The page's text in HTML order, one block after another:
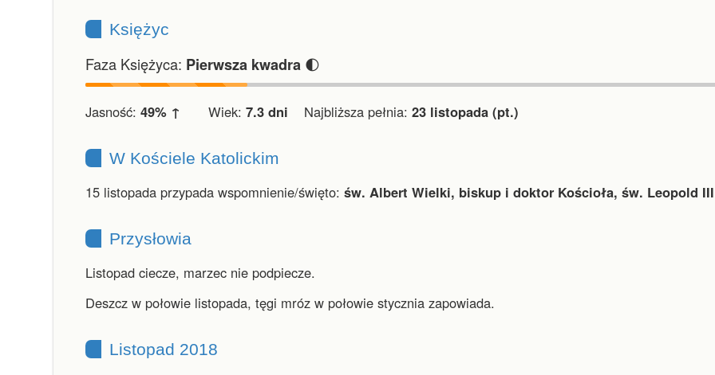
Księżyc
Faza Księżyca: Pierwsza kwadra 🌓
Jasność: 49% ↑ Wiek: 7.3 dni Najbliższa pełnia: 23 listopada (pt.)
W Kościele Katolickim
15 listopada przypada wspomnienie/święto: św. Albert Wielki, biskup i doktor Kościoła, św. Leopold III
Przysłowia
Listopad ciecze, marzec nie podpiecze.
Deszcz w połowie listopada, tęgi mróz w połowie stycznia zapowiada.
Listopad 2018